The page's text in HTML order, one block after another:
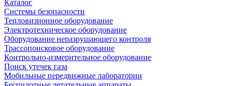
Каталог
Системы безопасности
Тепловизионное оборудование
Электротехническое оборудование
Оборудование неразрушающего контроля
Трассопоисковое оборудование
Контрольно-измерительное оборудование
Поиск утечек газа
Мобильные передвижные лаборатории